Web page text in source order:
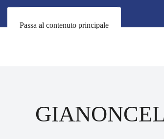
Passa al contenuto principale